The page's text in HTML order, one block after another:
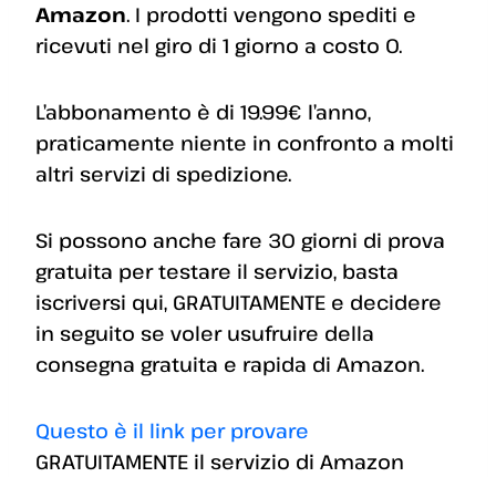
Amazon. I prodotti vengono spediti e
ricevuti nel giro di 1 giorno a costo 0.
L’abbonamento è di 19.99€ l’anno,
praticamente niente in confronto a molti
altri servizi di spedizione.
Si possono anche fare 30 giorni di prova
gratuita per testare il servizio, basta
iscriversi qui, GRATUITAMENTE e decidere
in seguito se voler usufruire della
consegna gratuita e rapida di Amazon.
Questo è il link per provare
GRATUITAMENTE il servizio di Amazon